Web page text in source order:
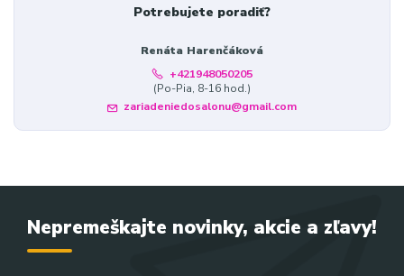
Potrebujete poradiť?
Renáta Harenčáková
+421948050205
(Po-Pia, 8-16 hod.)
zariadeniedosalonu@gmail.com
Nepremeškajte novinky, akcie a zľavy!